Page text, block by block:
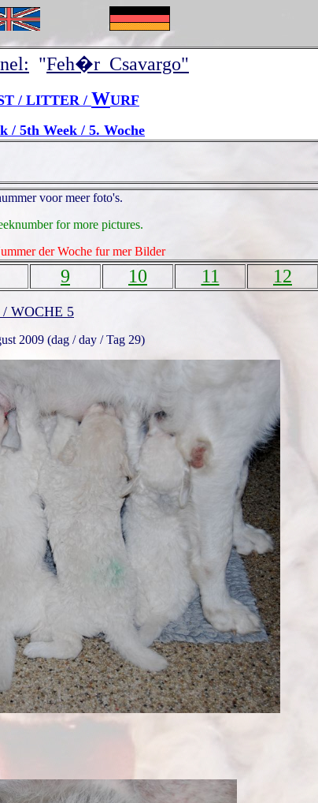
"Feh�r Csavargo"
/ LITTER / WURF
/ 5th Week / 5. Woche
voor meer foto's.
for more pictures.
der Woche fur mer Bilder
9 10 11 12
WOCHE 5
2009 (dag / day / Tag 29)